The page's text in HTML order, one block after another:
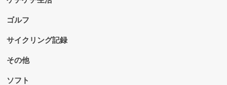
ゴルフ
サイクリング記録
その他
ソフト